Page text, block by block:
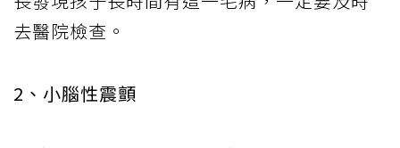
去醫院檢查。
2、小腦性震顫